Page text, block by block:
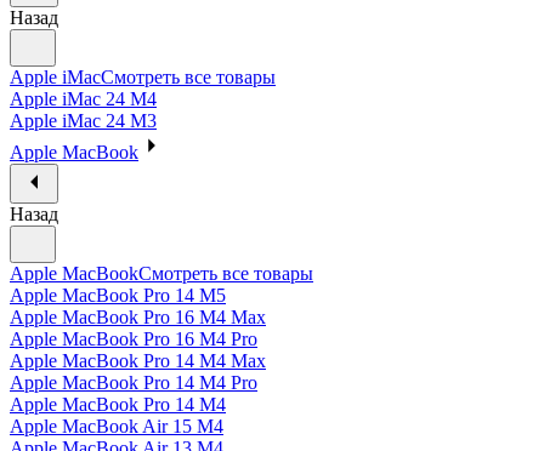
Назад
Apple iMacСмотреть все товары
Apple iMac 24 M4
Apple iMac 24 M3
Apple MacBook
Назад
Apple MacBookСмотреть все товары
Apple MacBook Pro 14 M5
Apple MacBook Pro 16 M4 Max
Apple MacBook Pro 16 M4 Pro
Apple MacBook Pro 14 M4 Max
Apple MacBook Pro 14 M4 Pro
Apple MacBook Pro 14 M4
Apple MacBook Air 15 M4